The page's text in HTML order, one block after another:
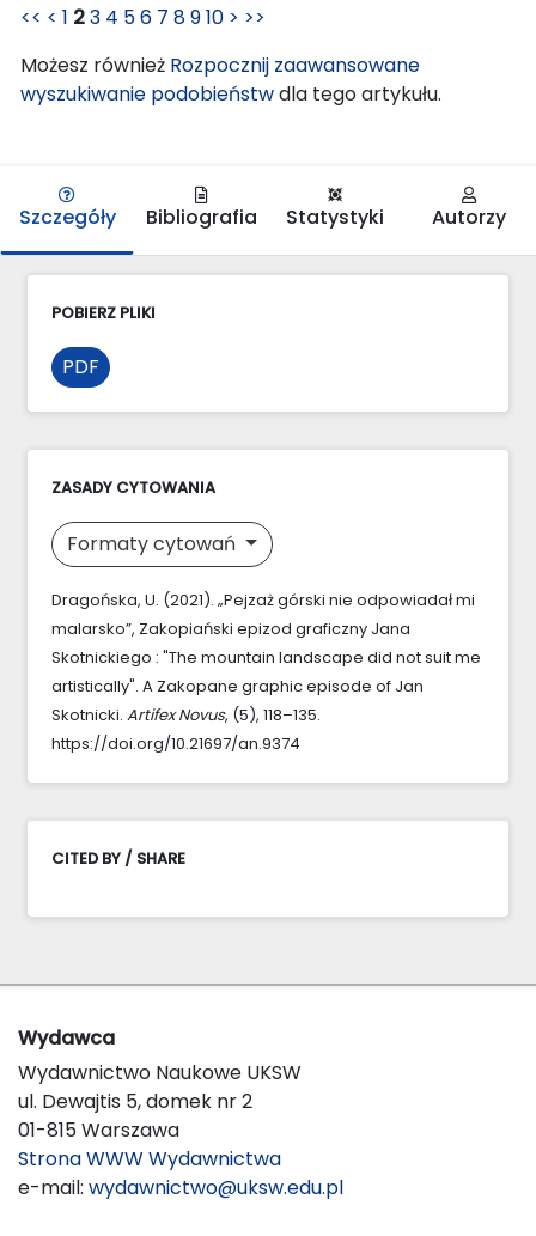
<< < 1 23 4 56 7 8910 > >>
Możesz również Rozpocznij zaawansowane
wyszukiwanie podobieństwdla tego artykułu.
Szczegóły Bibliografia Statystyki Autorzy
POBIERZ PLIKI
PDF
ZASADY CYTOWANIA
Formaty cytowań
Dragońska, U. (2021). „Pejzaż górski nie odpowiadał mi
malarsko”, Zakopiański epizod graficzny Jana
Skotnickiego : "The mountain landscape did not suit me
artistically". A Zakopane graphic episode of Jan
Skotnicki. Artifex Novus, (5), 118–135.
https://doi.org/10.21697/an.9374
CITED BY / SHARE
Wydawca
Wydawnictwo Naukowe UKSW
ul. Dewajtis 5, domek nr 2
01-815 Warszawa
Strona WWW Wydawnictwa
e-mail: wydawnictwo@uksw.edu.pl